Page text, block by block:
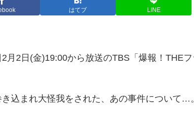
はてブ LINE
2日(金)19:00から放送のTBS「爆報！THEフ
込まれ大怪我をされた、あの事件について…。